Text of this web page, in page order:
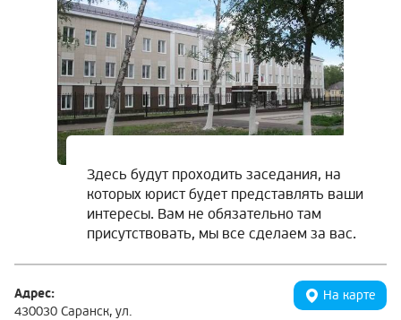
Здесь будут проходить заседания, на
которых юрист будет представлять ваши
интересы. Вам не обязательно там
присутствовать, мы все сделаем за вас.
Адрес:
430030 Саранск, ул.
На карте